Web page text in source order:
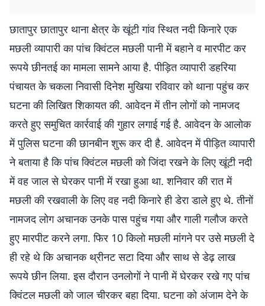
छातापुर छातापुर थाना क्षेत्र के खूंटी गांव स्थित नदी किनारे एक
मछली व्यापारी का पांच क्विंटल मछली पानी में बहाने व मारपीट कर
रूपये छीनतई का मामला सामने आया है. पीड़ित व्यापारी डहरिया
पंचायत के चकला निवासी दिनेश मुखिया रविवार को थाना पहुंच कर
घटना की लिखित शिकायत की. आवेदन में तीन लोगों को नामजद
करते हुए समुचित कार्रवाई की गुहार लगाई गई है. आवेदन के आलोक
में पुलिस घटना की छानबीन शुरू कर दी है. आवेदन में पीड़ित व्यापारी
ने बताया है कि पांच क्विंटल मछली को जिंदा रखने के लिए खूंटी नदी
में वह जाल से घेरकर पानी में रखा हुआ था. शनिवार की रात में
मछली की रखवाली के लिए वह नदी किनारे ही डेरा डाले हुए थे. तीनों
नामजद लोग अचानक उनके पास पहुंच गया और गाली गलौज करते
हुए मारपीट करने लगा. फिर 10 किलो मछली मांगने पर उसे मछली दे
ही रहे थे कि अचानक थ्रीनट सटा दिया और साथ से डेढ़ लाख
रूपये छीन लिया. इस दौरान उनलोगों ने पानी में घेरकर रखे गए पांच
क्विंटल मछली को जाल चीरकर बहा दिया. घटना को अंजाम देने के